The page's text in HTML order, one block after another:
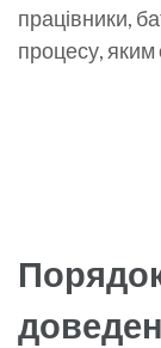
працівники,
процесу,